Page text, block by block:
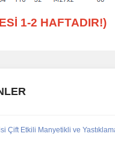
1-2 HAFTADIR!)